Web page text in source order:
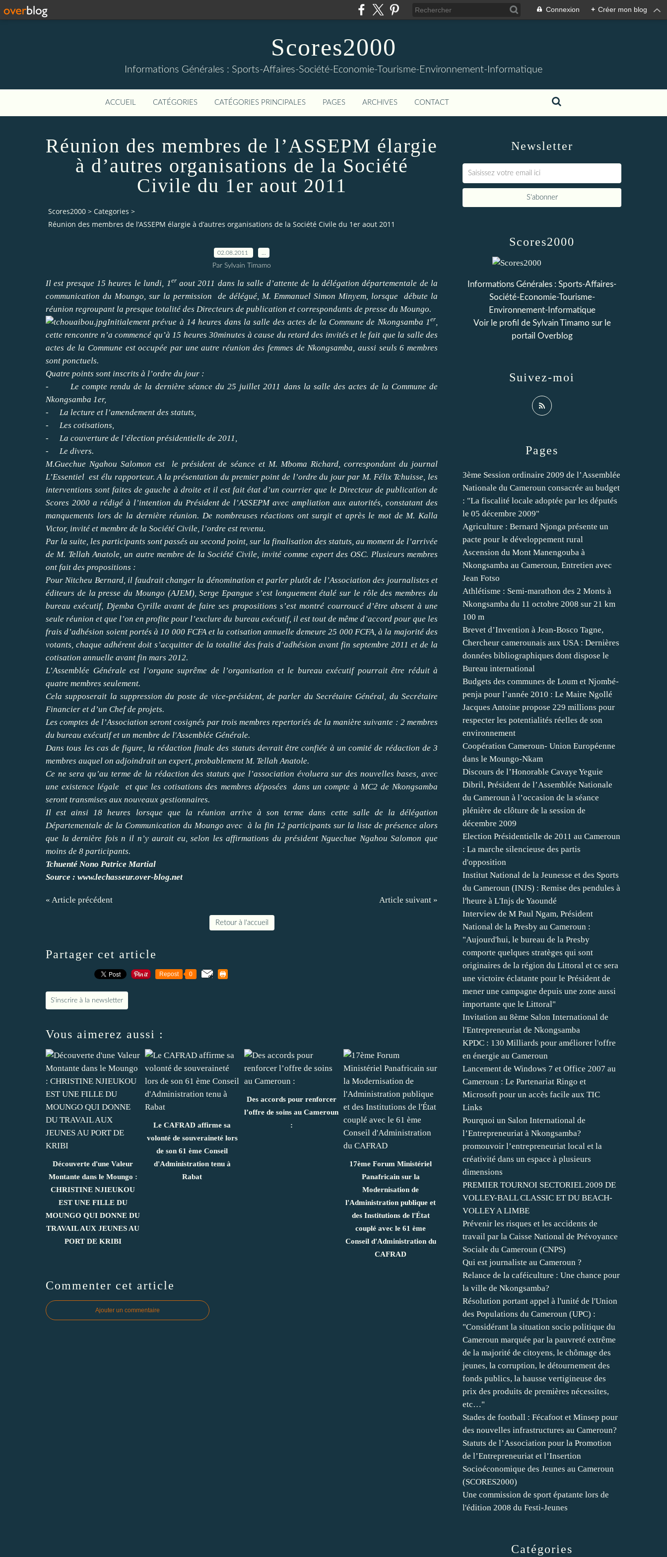
Connexion + Créer mon blog
Scores2000
Informations Générales : Sports-Affaires-Société-Economie-Tourisme-Environnement-Informatique
ACCUEIL CATÉGORIES CATÉGORIES PRINCIPALES PAGES ARCHIVES CONTACT
Réunion des membres de l’ASSEPM élargie
à d’autres organisations de la Société
Civile du 1er aout 2011
Scores2000 > Categories >
Réunion des membres de l’ASSEPM élargie à d’autres organisations de la Société Civile du 1er aout 2011
02.08.2011
Par Sylvain Timamo
Il est presque 15 heures le lundi, 1eraout 2011 dans la salle d’attente de la délégation départementale de la
communication du Moungo, sur la permission de délégué, M. Emmanuel Simon Minyem, lorsque débute la
réunion regroupant la presque totalité des Directeurs de publication et correspondants de presse du Moungo.
Initialement prévue à 14 heures dans la salle des actes de la Commune de Nkongsamba 1er
cette rencontre n’a commencé qu’à 15 heures 30minutes à cause du retard des invités et le fait que la salle des
actes de la Commune est occupée par une autre réunion des femmes de Nkongsamba, aussi seuls 6 membres
sont ponctuels.
Quatre points sont inscrits à l’ordre du jour :
-
Le compte rendu de la dernière séance du 25 juillet 2011 dans la salle des actes de la Commune de
Nkongsamba 1er,
-
La lecture et l’amendement des statuts,
-
Les cotisations,
-
La couverture de l’élection présidentielle de 2011,
-
Le divers.
M.Guechue Ngahou Salomon est le président de séance et M. Mboma Richard, correspondant du journal
L’Essentiel est élu rapporteur. A la présentation du premier point de l’ordre du jour par M. Félix Tchuisse, les
interventions sont faites de gauche à droite et il est fait état d’un courrier que le Directeur de publication de
Scores 2000 a rédigé à l’intention du Président de l’ASSEPM avec ampliation aux autorités, constatant des
manquements lors de la dernière réunion. De nombreuses réactions ont surgit et après le mot de M. Kalla
Victor, invité et membre de la Société Civile, l’ordre est revenu.
Par la suite, les participants sont passés au second point, sur la finalisation des statuts, au moment de l’arrivée
de M. Tellah Anatole, un autre membre de la Société Civile, invité comme expert des OSC. Plusieurs membres
ont fait des propositions :
Pour Nitcheu Bernard, il faudrait changer la dénomination et parler plutôt de l’Association des journalistes et
éditeurs de la presse du Moungo (AJEM), Serge Epangue s’est longuement étalé sur le rôle des membres du
bureau exécutif, Djemba Cyrille avant de faire ses propositions s’est montré courroucé d’être absent à une
seule réunion et que l’on en profite pour l’exclure du bureau exécutif, il est tout de même d’accord pour que les
frais d’adhésion soient portés à 10 000 FCFA et la cotisation annuelle demeure 25 000 FCFA, à la majorité des
votants, chaque adhérent doit s’acquitter de la totalité des frais d’adhésion avant fin septembre 2011 et de la
cotisation annuelle avant fin mars 2012.
L’Assemblée Générale est l’organe suprême de l’organisation et le bureau exécutif pourrait être réduit à
quatre membres seulement.
Cela supposerait la suppression du poste de vice-président, de parler du Secrétaire Général, du Secrétaire
Financier et d’un Chef de projets.
Les comptes de l’Association seront cosignés par trois membres repertoriés de la manière suivante : 2 membres
du bureau exécutif et un membre de l'Assemblée Générale.
Dans tous les cas de figure, la rédaction finale des statuts devrait être confiée à un comité de rédaction de 3
membres auquel on adjoindrait un expert, probablement M. Tellah Anatole.
Ce ne sera qu’au terme de la rédaction des statuts que l’association évoluera sur des nouvelles bases, avec
une existence légale et que les cotisations des membres déposées dans un compte à MC2 de Nkongsamba
seront transmises aux nouveaux gestionnaires.
Il est ainsi 18 heures lorsque que la réunion arrive à son terme dans cette salle de la délégation
Départementale de la Communication du Moungo avec à la fin 12 participants sur la liste de présence alors
que la dernière fois n il n’y aurait eu, selon les affirmations du président Nguechue Ngahou Salomon que
moins de 8 participants.
Tchuenté Nono Patrice Martial
Source : www.lechasseur.over-blog.net
« Article précédent Article suivant »
Retour à l'accueil
Partager cet article
Repost 0
S'inscrire à la newsletter
Vous aimerez aussi :
Découverte d'une Valeur
Montante dans le Moungo :
CHRISTINE NJIEUKOU
EST UNE FILLE DU
MOUNGO QUI DONNE DU
TRAVAIL AUX JEUNES AU
PORT DE KRIBI
Le CAFRAD affirme sa
volonté de souveraineté lors
de son 61 ème Conseil
d'Administration tenu à
Rabat
Des accords pour renforcer
l’offre de soins au Cameroun
:
17ème Forum Ministériel
Panafricain sur la
Modernisation de
l'Administration publique et
des Institutions de l'État
couplé avec le 61 ème
Conseil d'Administration du
CAFRAD
Commenter cet article
Ajouter un commentaire
Newsletter
Catégories
Pages
3ème Session ordinaire 2009 de l’Assemblée
Nationale du Cameroun consacrée au budget
: "La fiscalité locale adoptée par les députés
le 05 décembre 2009"
Agriculture : Bernard Njonga présente un
pacte pour le développement rural
Ascension du Mont Manengouba à
Nkongsamba au Cameroun, Entretien avec
Jean Fotso
Athlétisme : Semi-marathon des 2 Monts à
Nkongsamba du 11 octobre 2008 sur 21 km
100 m
Brevet d’Invention à Jean-Bosco Tagne,
Chercheur camerounais aux USA : Dernières
données bibliographiques dont dispose le
Bureau international
Budgets des communes de Loum et Njombé-
penja pour l’année 2010 : Le Maire Ngollé
Jacques Antoine propose 229 millions pour
respecter les potentialités réelles de son
environnement
Coopération Cameroun- Union Européenne
dans le Moungo-Nkam
Discours de l’Honorable Cavaye Yeguie
Dibril, Président de l’Assemblée Nationale
du Cameroun à l’occasion de la séance
plénière de clôture de la session de
décembre 2009
Election Présidentielle de 2011 au Cameroun
: La marche silencieuse des partis
d'opposition
Institut National de la Jeunesse et des Sports
du Cameroun (INJS) : Remise des pendules à
l'heure à L'Injs de Yaoundé
Interview de M Paul Ngam, Président
National de la Presby au Cameroun :
"Aujourd'hui, le bureau de la Presby
comporte quelques stratèges qui sont
originaires de la région du Littoral et ce sera
une victoire éclatante pour le Président de
mener une campagne depuis une zone aussi
importante que le Littoral"
Invitation au 8ème Salon International de
l'Entrepreneuriat de Nkongsamba
KPDC : 130 Milliards pour améliorer l'offre
en énergie au Cameroun
Lancement de Windows 7 et Office 2007 au
Cameroun : Le Partenariat Ringo et
Microsoft pour un accès facile aux TIC
Links
Pourquoi un Salon International de
l’Entrepreneuriat à Nkongsamba?
promouvoir l’entrepreneuriat local et la
créativité dans un espace à plusieurs
dimensions
PREMIER TOURNOI SECTORIEL 2009 DE
VOLLEY-BALL CLASSIC ET DU BEACH-
VOLLEY A LIMBE
Prévenir les risques et les accidents de
travail par la Caisse National de Prévoyance
Sociale du Cameroun (CNPS)
Qui est journaliste au Cameroun ?
Relance de la caféiculture : Une chance pour
la ville de Nkongsamba?
Résolution portant appel à l'unité de l'Union
des Populations du Cameroun (UPC) :
"Considérant la situation socio politique du
Cameroun marquée par la pauvreté extrême
de la majorité de citoyens, le chômage des
jeunes, la corruption, le détournement des
fonds publics, la hausse vertigineuse des
prix des produits de premières nécessites,
etc…"
Stades de football : Fécafoot et Minsep pour
des nouvelles infrastructures au Cameroun?
Statuts de l’Association pour la Promotion
de l’Entrepreneuriat et l’Insertion
Socioéconomique des Jeunes au Cameroun
(SCORES2000)
Une commission de sport épatante lors de
l'édition 2008 du Festi-Jeunes
Scores2000
Informations Générales : Sports-Affaires-
Société-Economie-Tourisme-
Environnement-Informatique
Voir le profil de Sylvain Timamo sur le
portail Overblog
Suivez-moi